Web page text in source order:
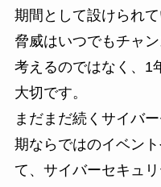
期間として設けられ
脅威はいつでもチャ
考えるのではなく、1
大切です。
まだまだ続くサイバ
期ならではのイベン
て、サイバーセキュ